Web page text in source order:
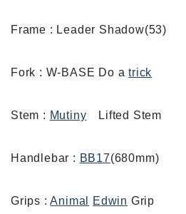
Frame : Leader Shadow(53)
Fork : W-BASE Do atrick
Stem : Mutiny Lifted Stem
Handlebar : BB17(680mm)
Grips :Animal Edwin Grip